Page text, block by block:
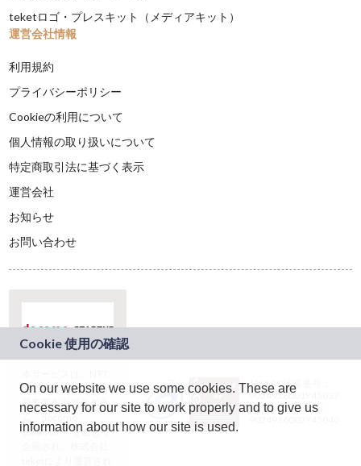
teketロゴ・プレスキット（メディアキット）
運営会社情報
利用規約
プライバシーポリシー
Cookieの利用について
個人情報の取り扱いについて
特定商取引法に基づく表示
運営会社
お知らせ
お問い合わせ
ドコモグループの新
規事業創出プログラ
ム「docomo
STARTUP」を通じて
JASRAC許諾番号：
9024936001Y45037
JASRAC許諾番号：
On our website we use some cookies. These are
necessary for our site to work properly and to give us
information about how our site is used.